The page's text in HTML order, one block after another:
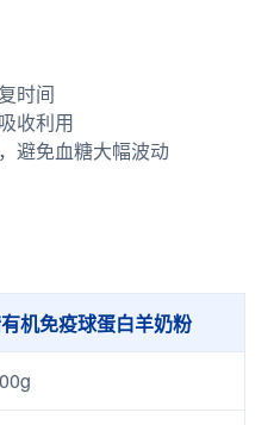
时间
收利用
避免血糖大幅波动
机免疫球蛋白羊奶粉